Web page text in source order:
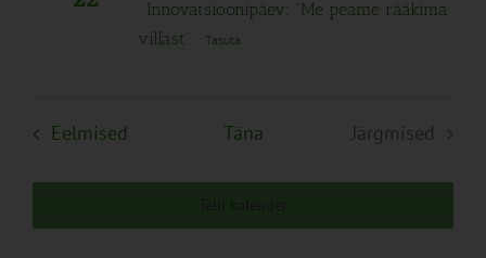
Innovatsioonipäev: “Me peame rääkima
villast”
Tasuta
Eelmised SündmusedTäna
Järgmised